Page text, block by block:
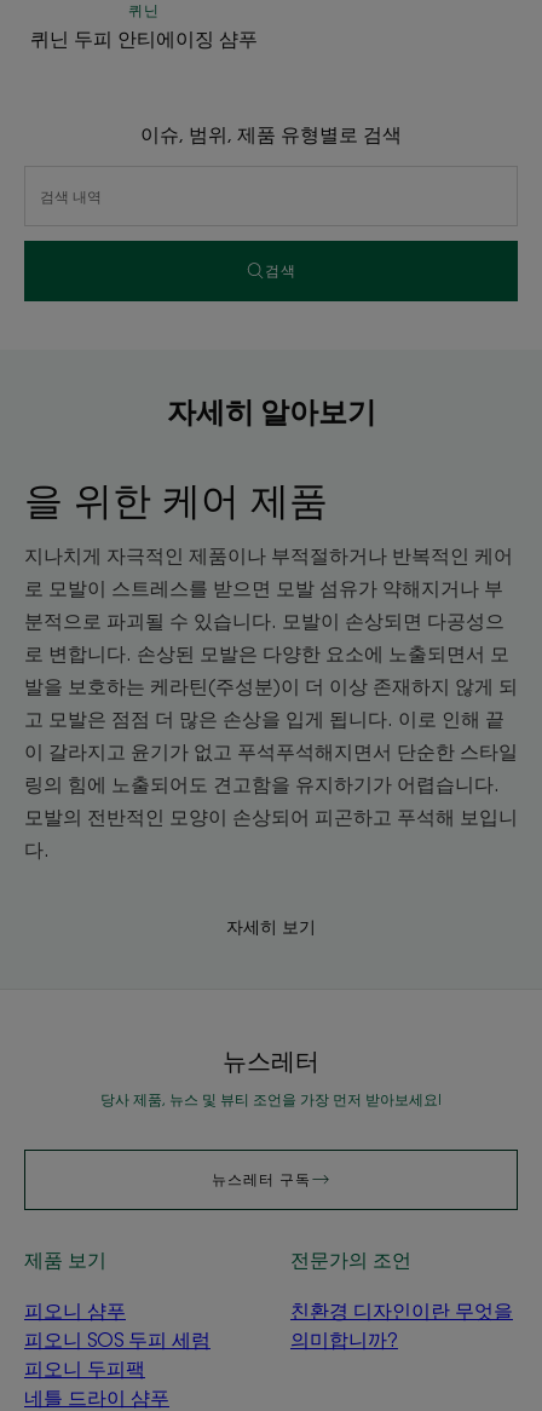
샴
푸
퀴닌
퀴닌 두피 안티에이징 샴푸
이슈, 범위, 제품 유형별로 검색
검색
자세히 알아보기
을 위한 케어 제품
지나치게 자극적인 제품이나 부적절하거나 반복적인 케어
로 모발이 스트레스를 받으면 모발 섬유가 약해지거나 부
분적으로 파괴될 수 있습니다. 모발이 손상되면 다공성으
로 변합니다. 손상된 모발은 다양한 요소에 노출되면서 모
발을 보호하는 케라틴(주성분)이 더 이상 존재하지 않게 되
고 모발은 점점 더 많은 손상을 입게 됩니다. 이로 인해 끝
이 갈라지고 윤기가 없고 푸석푸석해지면서 단순한 스타일
링의 힘에 노출되어도 견고함을 유지하기가 어렵습니다.
모발의 전반적인 모양이 손상되어 피곤하고 푸석해 보입니
다.
자세히 보기
뉴스레터
당사 제품, 뉴스 및 뷰티 조언을 가장 먼저 받아보세요!
뉴스레터 구독
제품 보기
피오니 샴푸
피오니 SOS 두피 세럼
피오니 두피팩
네틀 드라이 샴푸
전문가의 조언
친환경 디자인이란 무엇을
의미합니까?